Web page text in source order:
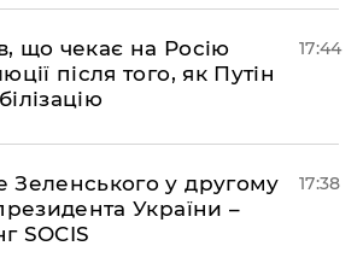
що чекає на Росію
після того, як Путін
17:44
Зеленського у другому
України –
SOCIS
17:38